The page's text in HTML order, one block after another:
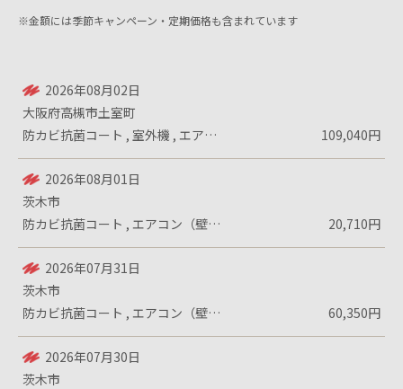
※金額には季節キャンペーン・定期価格も含まれています
2026年08月02日
大阪府高槻市土室町
防カビ抗菌コート , 室外機 , エアコ...
109,040円
2026年08月01日
茨木市
防カビ抗菌コート , エアコン（壁掛設置...
20,710円
2026年07月31日
茨木市
防カビ抗菌コート , エアコン（壁掛設置...
60,350円
2026年07月30日
茨木市